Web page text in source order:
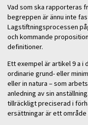
Vad som ska rapporteras
begreppen är ännu inte
Lagstiftningsprocessen
och kommande
definitioner.
Ett exempel är artikel 9 a
ordinarie grund- eller
eller in natura – som
anledning av sin
tillräckligt preciserad i
ersättningar är ett